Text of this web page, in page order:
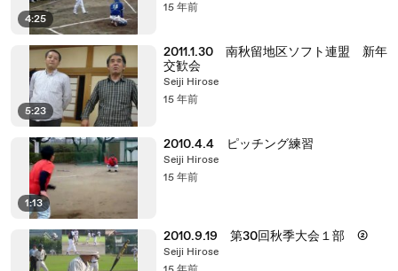
4:25
15 年前
5:23
2011.1.30 南秋留地区ソフト連盟 新年
交歓会
Seiji Hirose
15 年前
1:13
2010.4.4 ピッチング練習
Seiji Hirose
15 年前
2010.9.19 第30回秋季大会１部 ②
Seiji Hirose